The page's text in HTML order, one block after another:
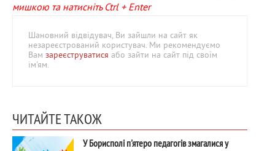
мишкою та натисніть Ctrl + Enter
Шановний відвідувач, Ви зайшли на сайт як
незареєстрований користувач. Ми рекомендуємо
Вам зареєструватися або зайти на сайт під своїм
ім'ям.
ЧИТАЙТЕ ТАКОЖ
У Борисполі п'ятеро педагогів змагалися у